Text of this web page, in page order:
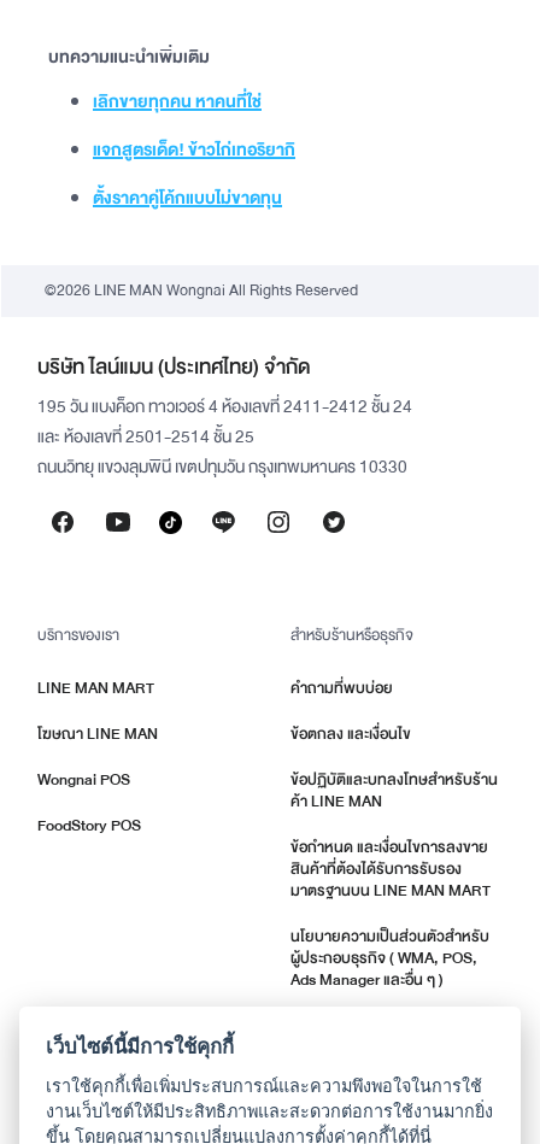
บทความแนะนำเพิ่มเติม
เลิกขายทุกคน หาคนที่ใช่
แจกสูตรเด็ด! ข้าวไก่เทอริยากิ
ตั้งราคาคู่โค้กแบบไม่ขาดทุน
©2026 LINE MAN Wongnai All Rights Reserved
บริษัท ไลน์แมน (ประเทศไทย) จำกัด
195 วัน แบงค็อก ทาวเวอร์ 4 ห้องเลขที่ 2411-2412 ชั้น 24
และ ห้องเลขที่ 2501-2514 ชั้น 25
ถนนวิทยุ แขวงลุมพินี เขตปทุมวัน กรุงเทพมหานคร 10330
บริการของเรา
LINE MAN MART
โฆษณา LINE MAN
Wongnai POS
FoodStory POS
สำหรับร้านหรือธุรกิจ
คำถามที่พบบ่อย
ข้อตกลง และเงื่อนไข
ข้อปฏิบัติและบทลงโทษสำหรับร้าน
ค้า LINE MAN
ข้อกำหนด และเงื่อนไขการลงขาย
สินค้าที่ต้องได้รับการรับรอง
มาตรฐานบน LINE MAN MART
นโยบายความเป็นส่วนตัวสำหรับ
ผู้ประกอบธุรกิจ ( WMA, POS,
Ads Manager และอื่น ๆ )
แจ้งอัปเดตแอปพลิเคชัน
เว็บไซต์นี้มีการใช้คุกกี้
เราใช้คุกกี้เพื่อเพิ่มประสบการณ์และความพึงพอใจในการใช้
งานเว็บไซต์ให้มีประสิทธิภาพและสะดวกต่อการใช้งานมากยิ่ง
ขึ้น โดยคุณสามารถเปลี่ยนแปลงการตั้งค่าคุกกี้ได้ที่นี่